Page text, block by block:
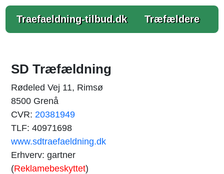
Traefaeldning-tilbud.dk Træfældere
SD Træfældning
Rødeled Vej 11, Rimsø
8500 Grenå
CVR: 20381949
TLF: 40971698
www.sdtraefaeldning.dk
Erhverv: gartner
(Reklamebeskyttet)